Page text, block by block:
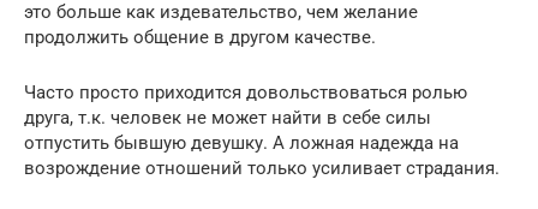
это больше как издевательство, чем желание
продолжить общение в другом качестве.
Часто просто приходится довольствоваться ролью
друга, т.к. человек не может найти в себе силы
отпустить бывшую девушку. А ложная надежда на
возрождение отношений только усиливает страдания.